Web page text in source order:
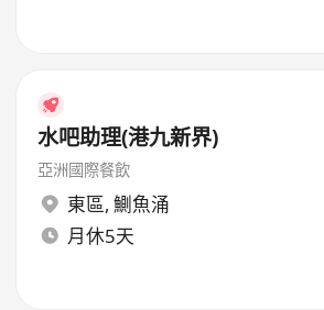
水吧助理(港九新界)
亞洲國際餐飲
東區, 鰂魚涌
月休5天